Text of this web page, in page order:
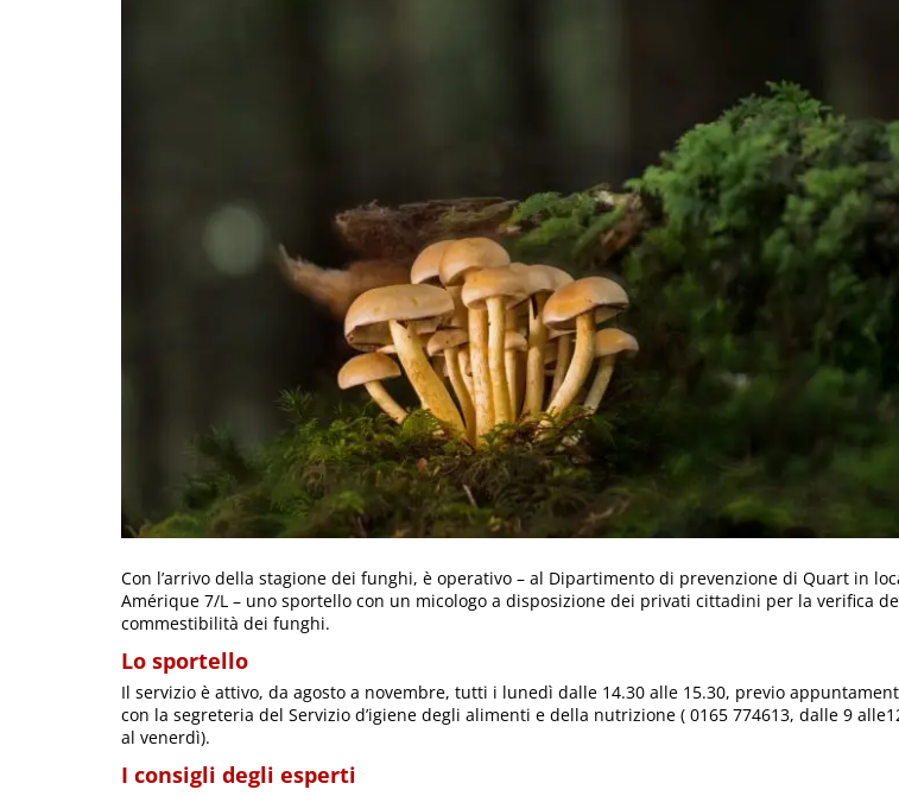
Con l’arrivo della stagione dei funghi, è operativo – al Dipartimento di prevenzione di Quart in
Amérique 7/L – uno sportello con un micologo a disposizione dei privati cittadini per la verifica
commestibilità dei funghi.
Lo sportello
Il servizio è attivo, da agosto a novembre, tutti i lunedì dalle 14.30 alle 15.30, previo
con la segreteria del Servizio d’igiene degli alimenti e della nutrizione ( 0165 774613, dalle 9
al venerdì).
I consigli degli esperti